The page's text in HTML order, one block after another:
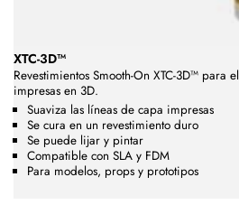
XTC-3D™
Revestimientos Smooth-On XTC-3D™ para
impresas en 3D.
Suaviza las líneas de capa impresas
Se cura en un revestimiento duro
Se puede lijar y pintar
Compatible con SLA y FDM
Para modelos, props y prototipos